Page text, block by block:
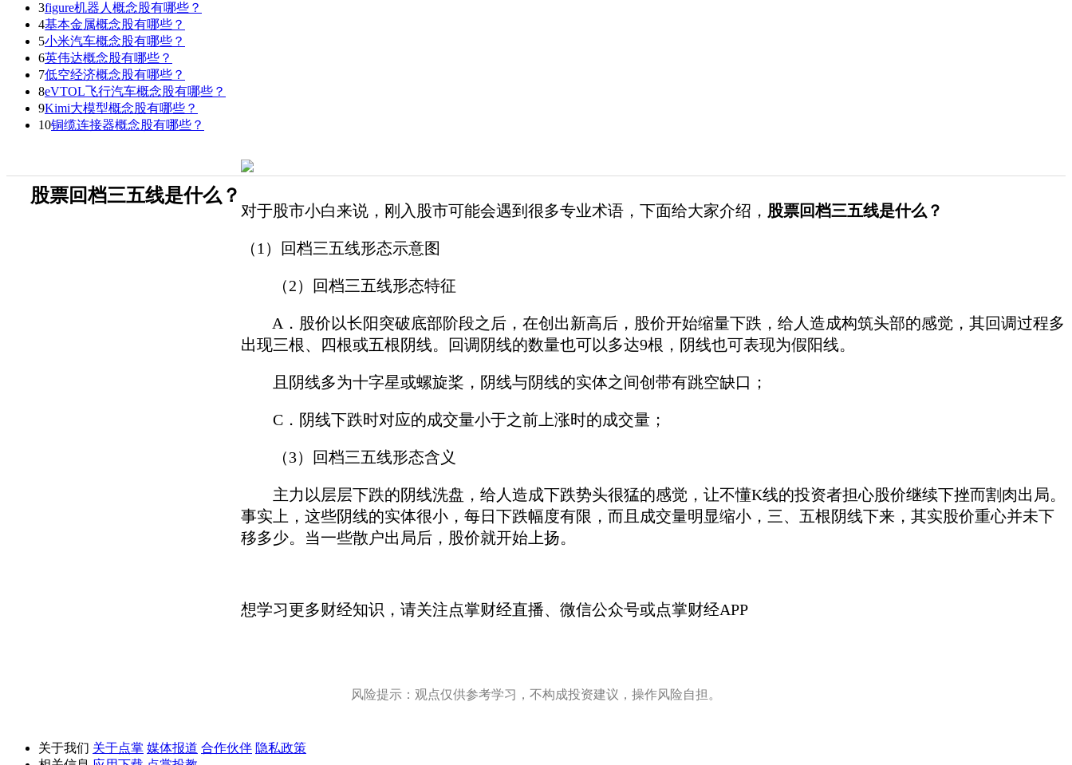
3figure机器人概念股有哪些？
4基本金属概念股有哪些？
5小米汽车概念股有哪些？
6英伟达概念股有哪些？
7低空经济概念股有哪些？
8eVTOL飞行汽车概念股有哪些？
9Kimi大模型概念股有哪些？
10铜缆连接器概念股有哪些？
股票回档三五线是什么？
对于股市小白来说，刚入股市可能会遇到很多专业术语，下面给大家介绍， 股票回档三五线是什么？
（1）回档三五线形态示意图
（2）回档三五线形态特征
A．股价以长阳突破底部阶段之后，在创出新高后，股价开始缩量下跌，给人造成构筑头部的感觉，其回调过程多
出现三根、四根或五根阴线。回调阴线的数量也可以多达9根，阴线也可表现为假阳线。
且阴线多为十字星或螺旋桨，阴线与阴线的实体之间创带有跳空缺口；
C．阴线下跌时对应的成交量小于之前上涨时的成交量；
（3）回档三五线形态含义
主力以层层下跌的阴线洗盘，给人造成下跌势头很猛的感觉，让不懂K线的投资者担心股价继续下挫而割肉出局。
事实上，这些阴线的实体很小，每日下跌幅度有限，而且成交量明显缩小，三、五根阴线下来，其实股价重心并未下
移多少。当一些散户出局后，股价就开始上扬。
想学习更多财经知识，请关注点掌财经直播、微信公众号或点掌财经APP
风险提示：观点仅供参考学习，不构成投资建议，操作风险自担。
关于我们 关于点掌 媒体报道 合作伙伴 隐私政策